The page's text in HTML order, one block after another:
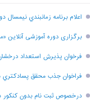
اعلام برنامه زمانبندي نيمسال دوم ۱۴۰۲ آزمون
برگزاری دوره آموزشی آنلاین
فرخوان پذيرش استعداد
فراخوان جذب محقق پسادکتري
درخصوص ثبت نام بدون کنکور